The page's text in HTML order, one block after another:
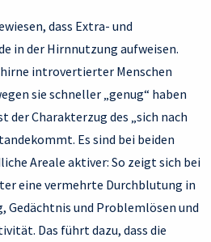
dass Extra- und
in der Hirnnutzung aufweisen.
introvertierter Menschen
sie schneller „genug“ haben
der Charakterzug des „sich nach
Es sind bei beiden
Areale aktiver: So zeigt sich bei
eine vermehrte Durchblutung in
Gedächtnis und Problemlösen und
Das führt dazu, dass die